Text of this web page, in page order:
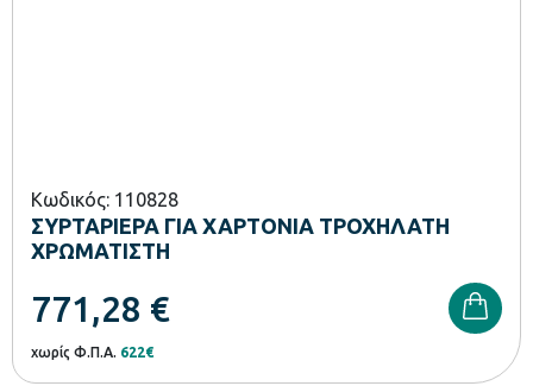
Κωδικός: 110828
ΣΥΡΤΑΡΙΕΡΑ ΓΙΑ ΧΑΡΤΟΝΙΑ ΤΡΟΧΗΛΑΤΗ
ΧΡΩΜΑΤΙΣΤΗ
771,28 €
χωρίς Φ.Π.Α. 622€